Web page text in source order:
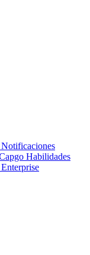
Notificaciones
Habilidades